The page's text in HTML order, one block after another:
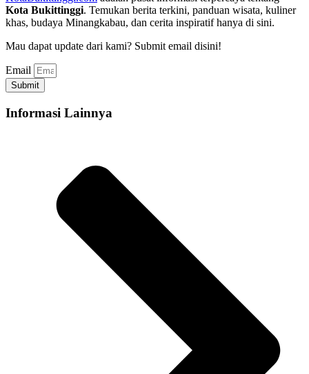
Kota Bukittinggi. Temukan berita terkini, panduan wisata, kuliner
khas, budaya Minangkabau, dan cerita inspiratif hanya di sini.
Mau dapat update dari kami? Submit email disini!
Email
Submit
Informasi Lainnya